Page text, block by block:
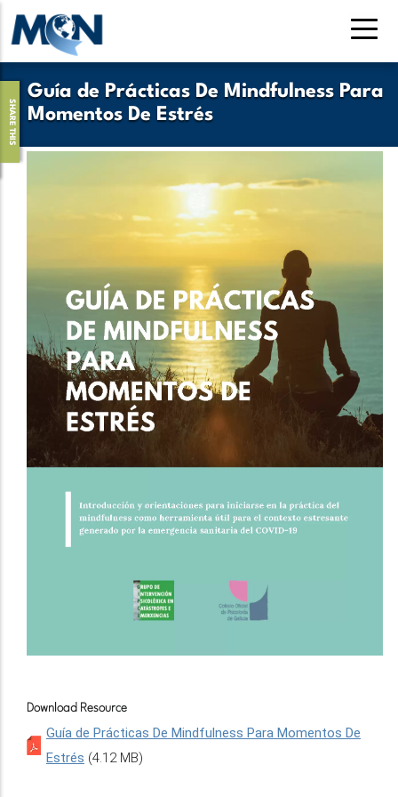
Skip
to
main
contentGuía de Prácticas De Mindfulness Para
Momentos De Estrés
SHARE THIS
Download Resource
Guía de Prácticas De Mindfulness Para Momentos De
Estrés (4.12 MB)